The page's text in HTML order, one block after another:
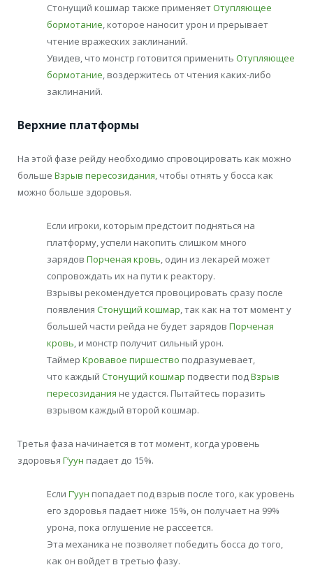
Стонущий кошмар также применяетОтупляющее
бормотание, которое наносит урон и прерывает
чтение вражеских заклинаний.
Увидев, что монстр готовится применить Отупляющее
бормотание, воздержитесь от чтения каких-либо
заклинаний.
Верхние платформы
На этой фазе рейду необходимо спровоцировать как можно
больше Взрыв пересозидания, чтобы отнять у босса как
можно больше здоровья.
Если игроки, которым предстоит подняться на
платформу, успели накопить слишком много
зарядов Порченая кровь, один из лекарей может
сопровождать их на пути к реактору.
Взрывы рекомендуется провоцировать сразу после
появления Стонущий кошмар, так как на тот момент у
большей части рейда не будет зарядов Порченая
кровь, и монстр получит сильный урон.
Таймер Кровавое пиршество подразумевает,
что каждый Стонущий кошмар подвести подВзрыв
пересозидания не удастся. Пытайтесь поразить
взрывом каждый второй кошмар.
Третья фаза начинается в тот момент, когда уровень
здоровья Г’уун падает до 15%.
Если Г’уун попадает под взрыв после того, как уровень
его здоровья падает ниже 15%, он получает на 99%
урона, пока оглушение не рассеется.
Эта механика не позволяет победить босса до того,
как он войдет в третью фазу.